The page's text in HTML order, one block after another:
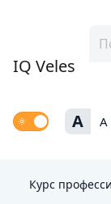
IQ Veles
A A
Курс